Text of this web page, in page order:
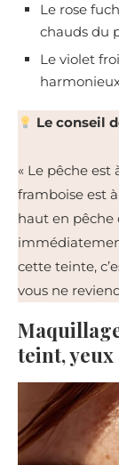
Le rose
chauds du
Le violet
Le conseil
« Le pêche
framboise est
haut en pêche
cette teinte,
vous ne
teint, yeux